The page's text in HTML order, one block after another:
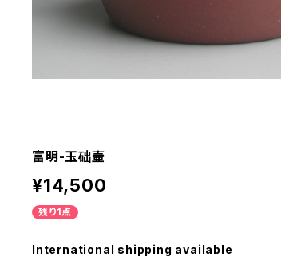
富明-玉础壷
¥14,500
残り1点
International shipping available